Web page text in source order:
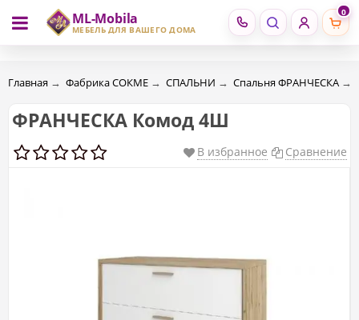
ML-Mobila
МЕБЕЛЬ ДЛЯ ВАШЕГО ДОМА
0
RU RO
Главная → Фабрика СОКМЕ → СПАЛЬНИ → Спальня ФРАНЧЕСКА →
ФРАНЧЕСКА Комод 4Ш
В избранное Сравнение